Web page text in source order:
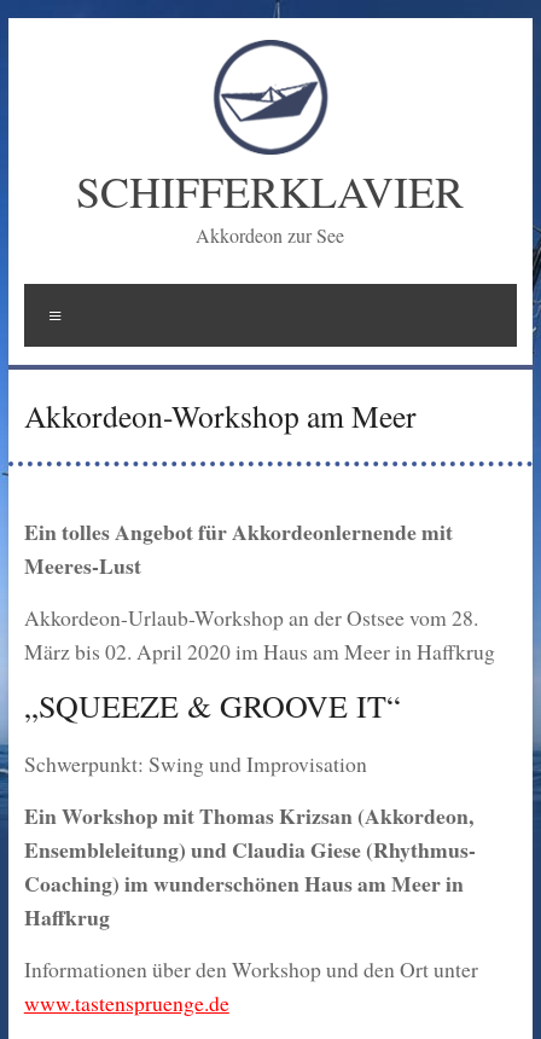
SCHIFFERKLAVIER
Akkordeon zur See
Akkordeon-Workshop am Meer
Ein tolles Angebot für Akkordeonlernende mit
Meeres-Lust
Akkordeon-Urlaub-Workshop an der Ostsee vom 28.
März bis 02. April 2020 im Haus am Meer in Haffkrug
„SQUEEZE & GROOVE IT“
Schwerpunkt: Swing und Improvisation
Ein Workshop mit Thomas Krizsan (Akkordeon,
Ensembleleitung) und Claudia Giese (Rhythmus-
Coaching) im wunderschönen Haus am Meer in
Haffkrug
Informationen über den Workshop und den Ort unter
www.tastenspruenge.de